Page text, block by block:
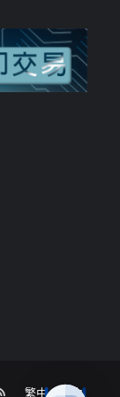
繁中 簡中
RSS